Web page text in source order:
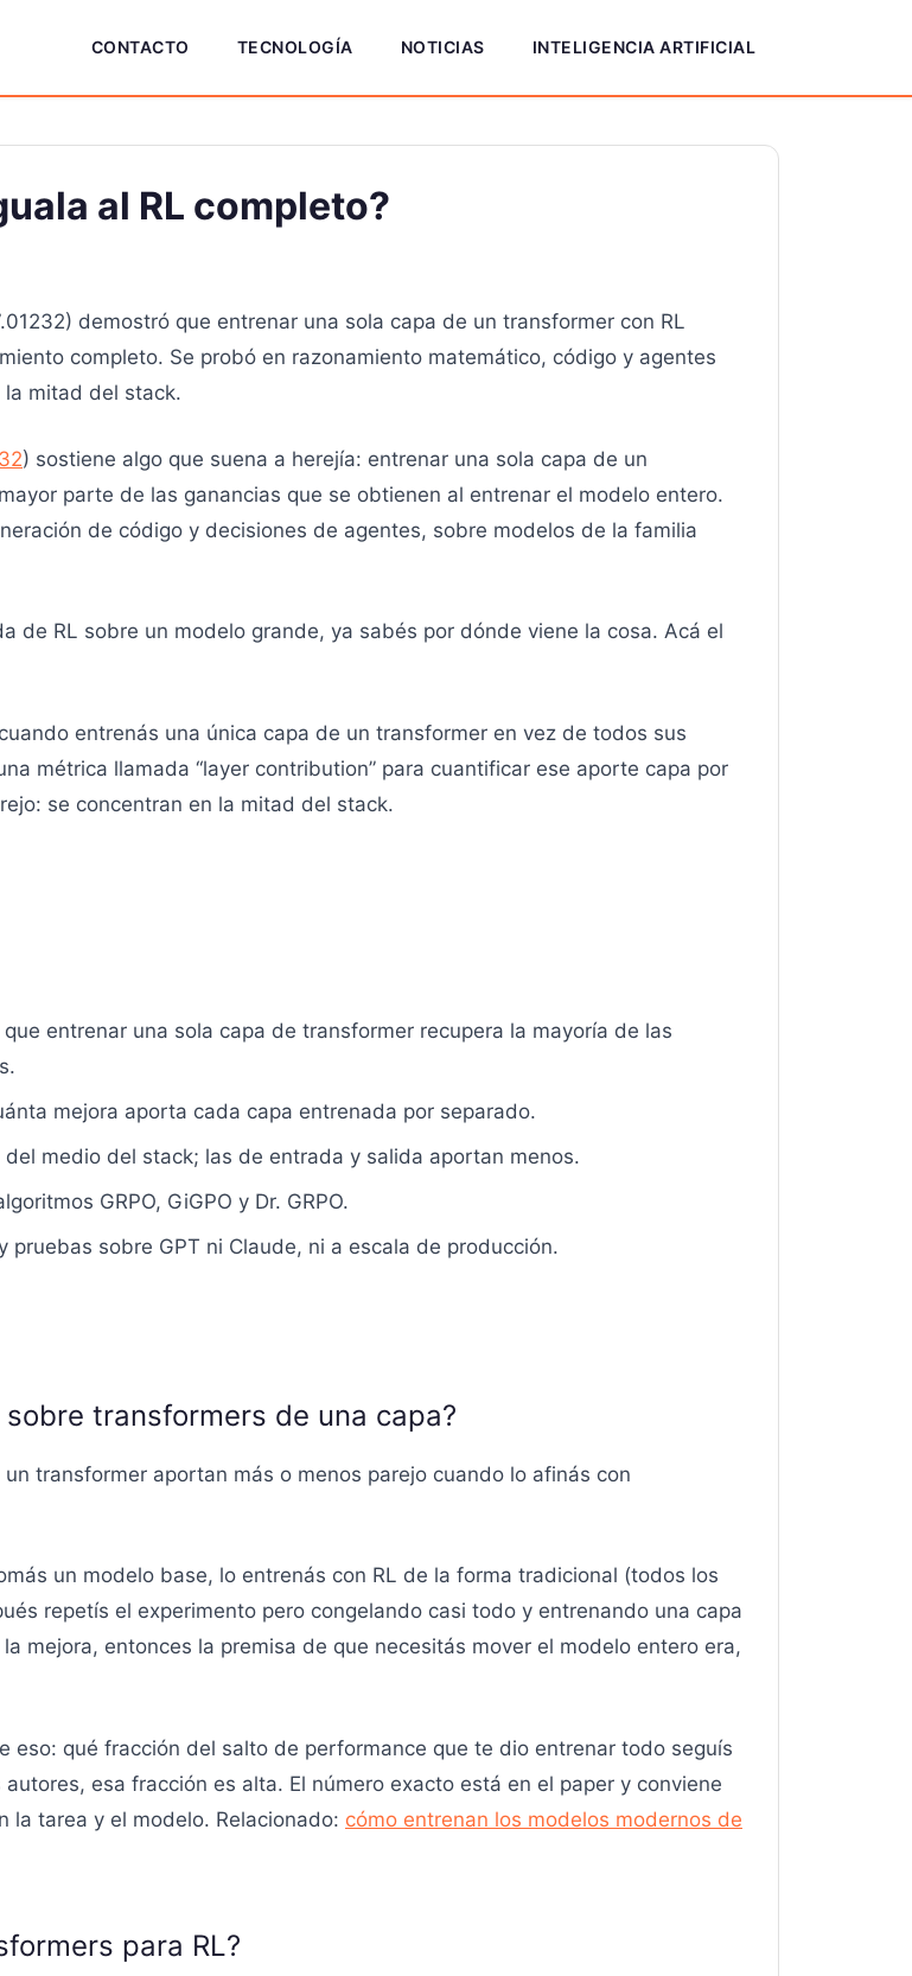
CONTACTO TECNOLOGÍA NOTICIAS INTELIGENCIA ARTIFICIAL
al RL completo?
demostró que entrenar una sola capa de un transformer con RL
completo. Se probó en razonamiento matemático, código y agentes
la mitad del stack.
) sostiene algo que suena a herejía: entrenar una sola capa de un
parte de las ganancias que se obtienen al entrenar el modelo entero.
de código y decisiones de agentes, sobre modelos de la familia
de RL sobre un modelo grande, ya sabés por dónde viene la cosa. Acá el
entrenás una única capa de un transformer en vez de todos sus
métrica llamada “layer contribution” para cuantificar ese aporte capa por
se concentran en la mitad del stack.
entrenar una sola capa de transformer recupera la mayoría de las
mejora aporta cada capa entrenada por separado.
medio del stack; las de entrada y salida aportan menos.
GRPO, GiGPO y Dr. GRPO.
sobre GPT ni Claude, ni a escala de producción.
transformers de una capa?
transformer aportan más o menos parejo cuando lo afinás con
un modelo base, lo entrenás con RL de la forma tradicional (todos los
repetís el experimento pero congelando casi todo y entrenando una capa
mejora, entonces la premisa de que necesitás mover el modelo entero era,
eso: qué fracción del salto de performance que te dio entrenar todo seguís
esa fracción es alta. El número exacto está en el paper y conviene
la tarea y el modelo. Relacionado: cómo entrenan los modelos modernos de
para RL?